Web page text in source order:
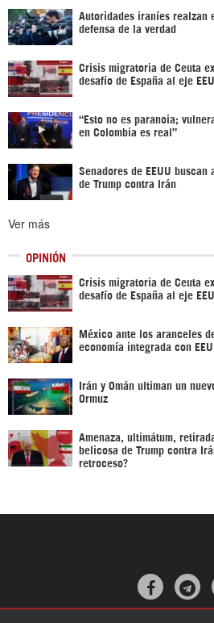
Autoridades iraníes realzan
defensa de la verdad
Crisis migratoria de Ceuta
desafío de España al eje
“Esto no es paranoia;
en Colombia es real”
Senadores de EEUU
de Trump contra Irán
Ver más
OPINIÓN
Crisis migratoria de Ceuta
desafío de España al eje
México ante los aranceles
economía integrada con
Irán y Omán ultiman un
Ormuz
Amenaza, ultimátum,
belicosa de Trump contra
retroceso?